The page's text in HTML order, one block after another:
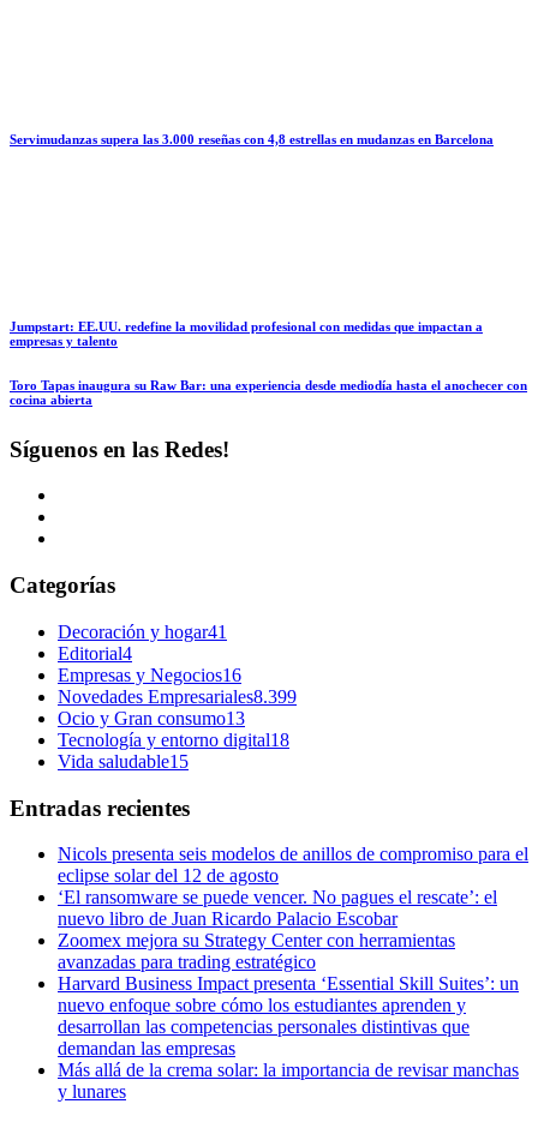
Servimudanzas supera las 3.000 reseñas con 4,8 estrellas en mudanzas en Barcelona
Jumpstart: EE.UU. redefine la movilidad profesional con medidas que impactan a
empresas y talento
Toro Tapas inaugura su Raw Bar: una experiencia desde mediodía hasta el anochecer con
cocina abierta
Síguenos en las Redes!
Categorías
Decoración y hogar41
Editorial4
Empresas y Negocios16
Novedades Empresariales8.399
Ocio y Gran consumo13
Tecnología y entorno digital18
Vida saludable15
Entradas recientes
Nicols presenta seis modelos de anillos de compromiso para el
eclipse solar del 12 de agosto
‘El ransomware se puede vencer. No pagues el rescate’: el
nuevo libro de Juan Ricardo Palacio Escobar
Zoomex mejora su Strategy Center con herramientas
avanzadas para trading estratégico
Harvard Business Impact presenta ‘Essential Skill Suites’: un
nuevo enfoque sobre cómo los estudiantes aprenden y
desarrollan las competencias personales distintivas que
demandan las empresas
Más allá de la crema solar: la importancia de revisar manchas
y lunares